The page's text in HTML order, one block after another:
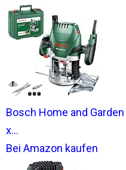
Bosch Home and
x...
Bei Amazon kaufen